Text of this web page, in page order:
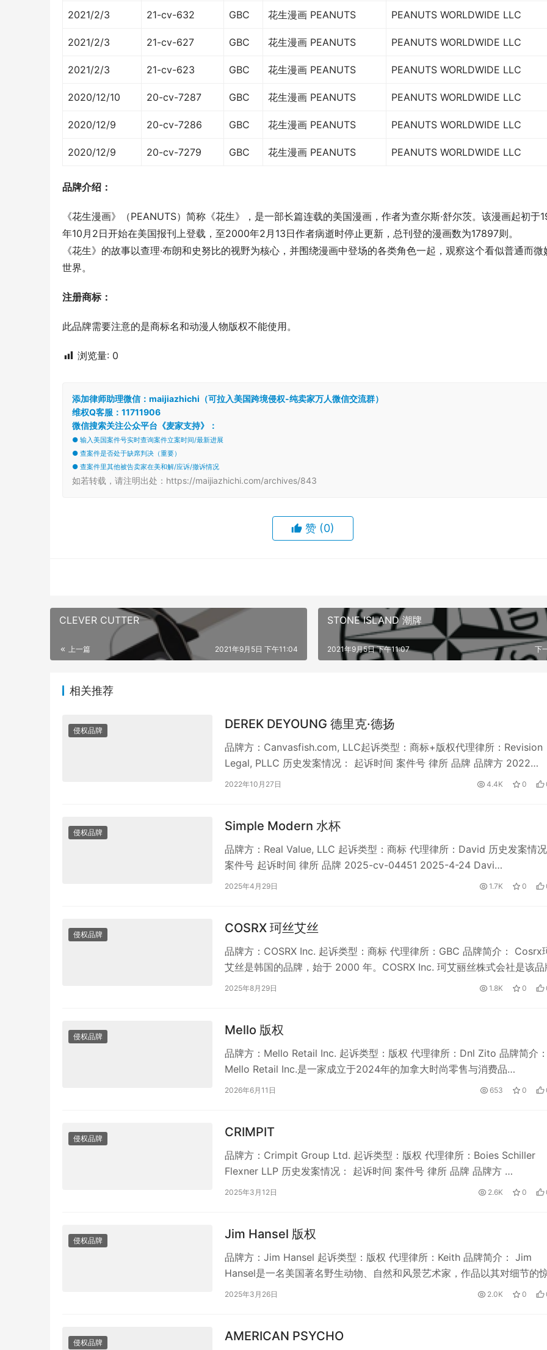
2021/2/3 21-cv-632 GBC 花生漫画 PEANUTS PEANUTS WORLDWIDE LLC
2021/2/3 21-cv-627 GBC 花生漫画 PEANUTS PEANUTS WORLDWIDE LLC
2021/2/3 21-cv-623 GBC 花生漫画 PEANUTS PEANUTS WORLDWIDE LLC
2020/12/10 20-cv-7287 GBC 花生漫画 PEANUTS PEANUTS WORLDWIDE LLC
2020/12/9 20-cv-7286 GBC 花生漫画 PEANUTS PEANUTS WORLDWIDE LLC
2020/12/9 20-cv-7279 GBC 花生漫画 PEANUTS PEANUTS WORLDWIDE LLC
品牌介绍：
《花生漫画》（PEANUTS）简称《花生》，是一部长篇连载的美国漫画，作者为查尔斯·舒尔茨。该漫画起初于
年10月2日开始在美国报刊上登载，至2000年2月13日作者病逝时停止更新，总刊登的漫画数为17897则。
《花生》的故事以查理·布朗和史努比的视野为核心，并围绕漫画中登场的各类角色一起，观察这个看似普通而微
世界。
注册商标：
此品牌需要注意的是商标名和动漫人物版权不能使用。
浏览量: 0
添加律师助理微信：maijiazhichi（可拉入美国跨境侵权-纯卖家万人微信交流群）
维权Q客服：11711906
微信搜索关注公众平台《麦家支持》：
● 输入美国案件号实时查询案件立案时间/最新进展
● 查案件是否处于缺席判决（重要）
● 查案件里其他被告卖家在美和解/应诉/撤诉情况
如若转载，请注明出处：https://maijiazhichi.com/archives/843
赞 (0)
CLEVER CUTTER
上一篇 2021年9月5日 下午11:04
STONE ISLAND 潮牌
下
2021年9月5日 下午11:07
相关推荐
侵权品牌 DEREK DEYOUNG 德里克·德扬
品牌方：Canvasfish.com, LLC起诉类型：商标+版权代理律所：Revision
Legal, PLLC 历史发案情况： 起诉时间 案件号 律所 品牌 品牌方 2022…
2022年10月27日 4.4K 0
侵权品牌 Simple Modern 水杯
品牌方：Real Value, LLC 起诉类型：商标 代理律所：David 历史发案情
案件号 起诉时间 律所 品牌 2025-cv-04451 2025-4-24 Davi…
2025年4月29日 1.7K 0
侵权品牌 COSRX 珂丝艾丝
品牌方：COSRX Inc. 起诉类型：商标 代理律所：GBC 品牌简介： Cosrx
艾丝是韩国的品牌，始于 2000 年。COSRX Inc. 珂艾丽丝株式会社是该品
的运营…
2025年8月29日 1.8K 0
侵权品牌 Mello 版权
品牌方：Mello Retail Inc. 起诉类型：版权 代理律所：Dnl Zito 品牌简介
Mello Retail Inc.是一家成立于2024年的加拿大时尚零售与消费品…
2026年6月11日 653 0
侵权品牌 CRIMPIT
品牌方：Crimpit Group Ltd. 起诉类型：版权 代理律所：Boies Schiller
Flexner LLP 历史发案情况： 起诉时间 案件号 律所 品牌 品牌方 …
2025年3月12日 2.6K 0
侵权品牌 Jim Hansel 版权
品牌方：Jim Hansel 起诉类型：版权 代理律所：Keith 品牌简介： Jim
Hansel是一名美国著名野生动物、自然和风景艺术家，作品以其对细节的
关注和捕捉自然之美…
2025年3月26日 2.0K 0
侵权品牌 AMERICAN PSYCHO